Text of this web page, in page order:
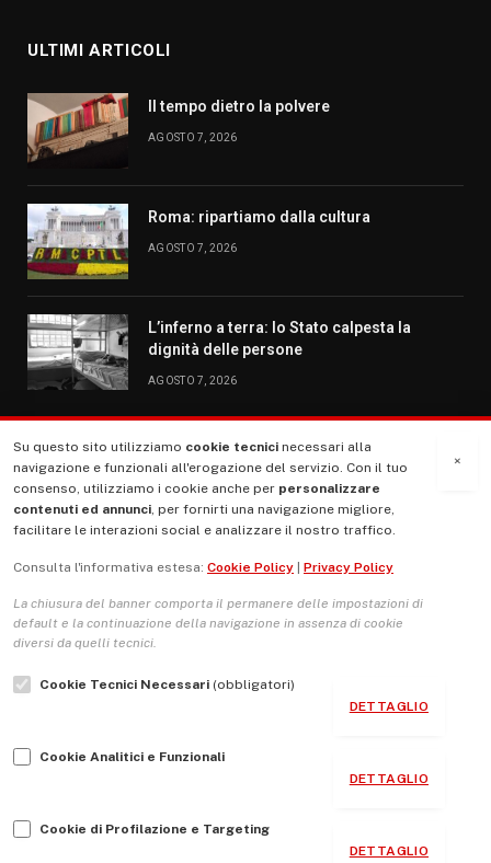
ULTIMI ARTICOLI
Il tempo dietro la polvere
AGOSTO 7, 2026
Roma: ripartiamo dalla cultura
AGOSTO 7, 2026
L’inferno a terra: lo Stato calpesta la
dignità delle persone
AGOSTO 7, 2026
MENU
La Nostra Storia
Le Copertine
L’Associazione
Indirizzo Socio Politico Culturale
Guida per le autrici e gli autori
×
Su questo sito utilizziamo cookie tecnici necessari alla
navigazione e funzionali all'erogazione del servizio. Con il tuo
consenso, utilizziamo i cookie anche per personalizzare
contenuti ed annunci, per fornirti una navigazione migliore,
facilitare le interazioni social e analizzare il nostro traffico.
Consulta l'informativa estesa: Cookie Policy Privacy Policy
La chiusura del banner comporta il permanere delle impostazioni di
default e la continuazione della navigazione in assenza di cookie
diversi da quelli tecnici.
Cookie Tecnici Necessari (obbligatori)
DETTAGLIO
Cookie Analitici e Funzionali
DETTAGLIO
Cookie di Profilazione e Targeting
DETTAGLIO